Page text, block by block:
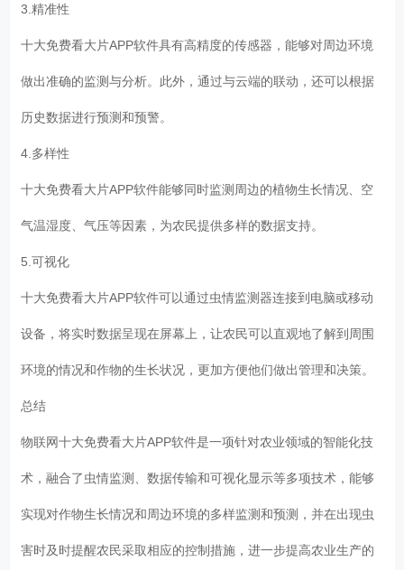
3.精准性
十大免费看大片APP软件具有高精度的传感器，能够对周边环境
做出准确的监测与分析。此外，通过与云端的联动，还可以根据
历史数据进行预测和预警。
4.多样性
十大免费看大片APP软件能够同时监测周边的植物生长情况、空
气温湿度、气压等因素，为农民提供多样的数据支持。
5.可视化
十大免费看大片APP软件可以通过虫情监测器连接到电脑或移动
设备，将实时数据呈现在屏幕上，让农民可以直观地了解到周围
环境的情况和作物的生长状况，更加方便他们做出管理和决策。
总结
物联网十大免费看大片APP软件是一项针对农业领域的智能化技
术，融合了虫情监测、数据传输和可视化显示等多项技术，能够
实现对作物生长情况和周边环境的多样监测和预测，并在出现虫
害时及时提醒农民采取相应的控制措施，进一步提高农业生产的